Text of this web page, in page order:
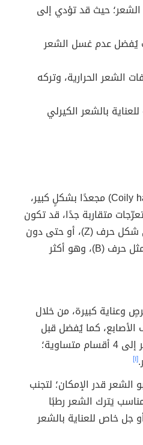
حيث قد تؤدي إلى
يُفضل عدم غسل الشعر
الحرارية، وتركه
بالشعر الكيرلي
) مجعدًا بشكلٍ كبير،
متقاربة جدًا، قد تكون
على شكل حرف (O)، أو أكثر حِدة على شكل حرف (Z)، أو حتى دون
مسافة واضحة بين الموجة والأخرى، مثل حرف (B)، وهو أكثر
وعناية كبيرة، من خلال
كما يُفضل قبل
تطبيق أي منتجات عناية تقسيم الشعر إلى 4 أقسام متساوية؛
[١]
الشعر قدر الإمكان؛ لتجنب
يَترك الشعر رطبًا
جل خاص للعناية بالشعر